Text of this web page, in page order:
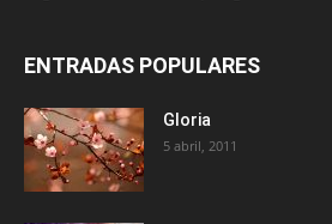
ENTRADAS POPULARES
Gloria
5 abril, 2011